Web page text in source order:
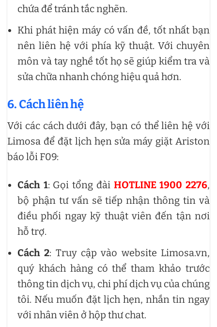
chứa để tránh tắc nghẽn.
Khi phát hiện máy có vấn đề, tốt nhất bạn
nên liên hệ với phía kỹ thuật. Với chuyên
môn và tay nghề tốt họ sẽ giúp kiểm tra và
sửa chữa nhanh chóng hiệu quả hơn.
6. Cách liên hệ
Với các cách dưới đây, bạn có thể liên hệ với
Limosa để đặt lịch hẹn sửa máy giặt Ariston
báo lỗi F09:
Cách 1: Gọi tổng đài HOTLINE 1900 2276,
bộ phận tư vấn sẽ tiếp nhận thông tin và
điều phối ngay kỹ thuật viên đến tận nơi
hỗ trợ.
Cách 2: Truy cập vào website Limosa.vn,
quý khách hàng có thể tham khảo trước
thông tin dịch vụ, chi phí dịch vụ của chúng
tôi. Nếu muốn đặt lịch hẹn, nhắn tin ngay
với nhân viên ở hộp thư chat.